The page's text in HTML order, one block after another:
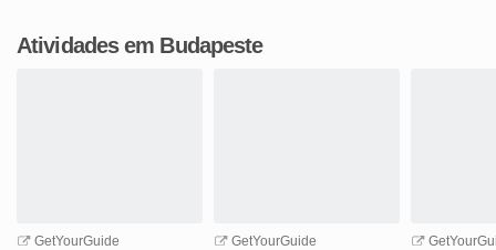
Atividades em Budapeste
GetYourGuide
GetYourGuide